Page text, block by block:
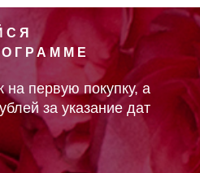
на первую покупку, а
за указание дат